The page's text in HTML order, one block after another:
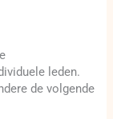
leden.
de volgende